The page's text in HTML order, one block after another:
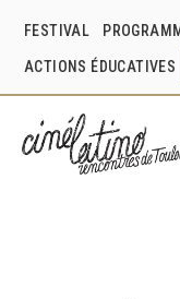
FESTIVAL
ACTIONS ÉDUCATIVES